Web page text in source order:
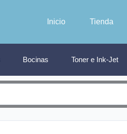
Inicio Tienda
Bocinas Toner e Ink-Jet